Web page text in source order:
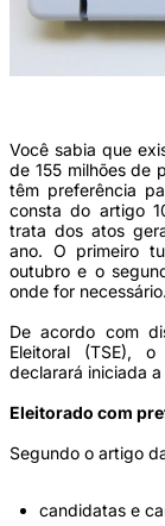
Você sabia que
de 155 milhões de
têm preferência
consta do artigo
trata dos atos
ano. O primeiro
outubro e o
onde for necessário.
De acordo com
Eleitoral (TSE),
declarará iniciada
Eleitorado com
Segundo o artigo
candidatas e